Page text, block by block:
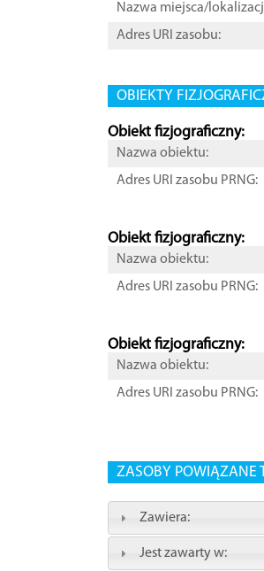
Nazwa miejsca/
Adres URI zasobu:
OBIEKTY
Obiekt fizjograficzny:
Nazwa obiektu:
Adres URI zasobu PRNG:
Obiekt fizjograficzny:
Nazwa obiektu:
Adres URI zasobu PRNG:
Obiekt fizjograficzny:
Nazwa obiektu:
Adres URI zasobu PRNG:
ZASOBY POWIĄZANE
Zawiera:
Jest zawarty w: